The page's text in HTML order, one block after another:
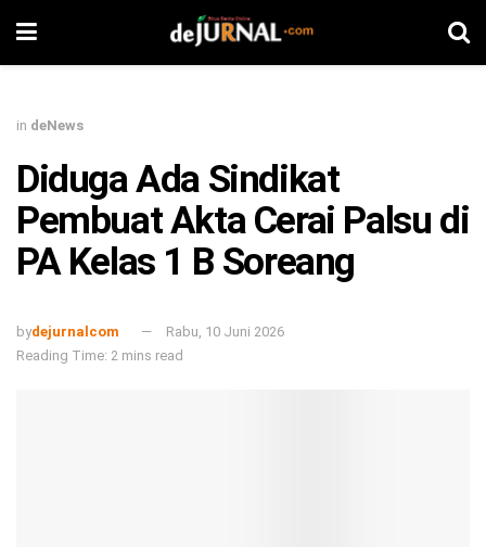
in deNews
Diduga Ada Sindikat
Pembuat Akta Cerai Palsu di
PA Kelas 1 B Soreang
bydejurnalcom
Rabu, 10 Juni 2026
Reading Time: 2 mins read